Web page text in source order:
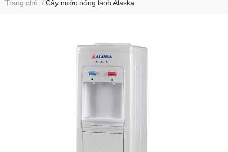
Trang chủ / Cây nước nóng lạnh Alaska